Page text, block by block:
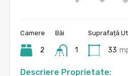
Camere
2
Băi
1
Suprafață
33
Descriere Proprietate: